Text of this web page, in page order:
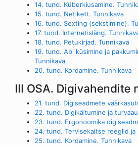
14. tund. Küberkiusamine.
15. tund. Netikett. Tunnikava
16. tund. Sexting (sekstimine).
17. tund. Internetisläng.
18. tund. Petukirjad. Tunnikava
19. tund. Abi küsimine ja
Tunnikava
20. tund. Kordamine. Tunnikava
III OSA. Digivahendite
21. tund. Digiseadmete
22. tund. Digikäitumine ja
23. tund. Ergonoomika
24. tund. Tervisekaitse reeglid ja
25. tund. Kordamine. Tunnikava